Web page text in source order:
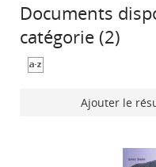
Documents
catégorie (2)
Ajouter le